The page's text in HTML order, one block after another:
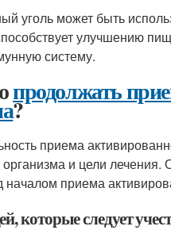
уголь может быть
улучшению
систему.
продолжать
?
приема
и цели
приема
которые следует